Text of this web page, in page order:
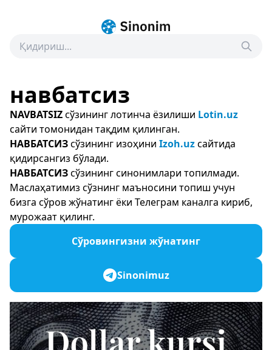
навбатсиз
NAVBATSIZсўзининг лотинча ёзилиши Lotin.uz
сайти томонидан тақдим қилинган.
НАВБАТСИЗсўзининг изоҳини Izoh.uzсайтида
қидирсангиз бўлади.
НАВБАТСИЗсўзининг синонимлари топилмади.
Маслаҳатимиз сўзнинг маъносини топиш учун
бизга сўров жўнатинг ёки Телеграм каналга кириб,
мурожаат қилинг.
Сўровингизни жўнатинг
Sinonimuz